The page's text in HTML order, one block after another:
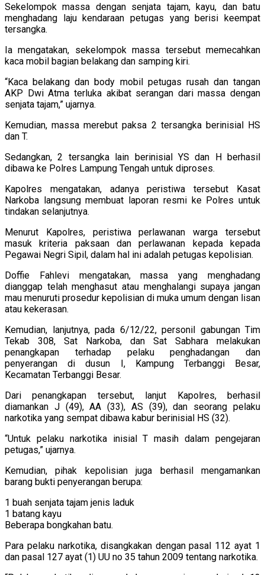
Sekelompok massa dengan senjata tajam, kayu, dan batu
menghadang laju kendaraan petugas yang berisi keempat
tersangka.
Ia mengatakan, sekelompok massa tersebut memecahkan
kaca mobil bagian belakang dan samping kiri.
“Kaca belakang dan body mobil petugas rusah dan tangan
AKP Dwi Atma terluka akibat serangan dari massa dengan
senjata tajam,” ujarnya.
Kemudian, massa merebut paksa 2 tersangka berinisial HS
dan T.
Sedangkan, 2 tersangka lain berinisial YS dan H berhasil
dibawa ke Polres Lampung Tengah untuk diproses.
Kapolres mengatakan, adanya peristiwa tersebut Kasat
Narkoba langsung membuat laporan resmi ke Polres untuk
tindakan selanjutnya.
Menurut Kapolres, peristiwa perlawanan warga tersebut
masuk kriteria paksaan dan perlawanan kepada kepada
Pegawai Negri Sipil, dalam hal ini adalah petugas kepolisian.
Doffie Fahlevi mengatakan, massa yang menghadang
dianggap telah menghasut atau menghalangi supaya jangan
mau menuruti prosedur kepolisian di muka umum dengan lisan
atau kekerasan.
Kemudian, lanjutnya, pada 6/12/22, personil gabungan Tim
Tekab 308, Sat Narkoba, dan Sat Sabhara melakukan
penangkapan terhadap pelaku penghadangan dan
penyerangan di dusun I, Kampung Terbanggi Besar,
Kecamatan Terbanggi Besar.
Dari penangkapan tersebut, lanjut Kapolres, berhasil
diamankan J (49), AA (33), AS (39), dan seorang pelaku
narkotika yang sempat dibawa kabur berinisial HS (32).
“Untuk pelaku narkotika inisial T masih dalam pengejaran
petugas,” ujarnya.
Kemudian, pihak kepolisian juga berhasil mengamankan
barang bukti penyerangan berupa:
1 buah senjata tajam jenis laduk
1 batang kayu
Beberapa bongkahan batu.
Para pelaku narkotika, disangkakan dengan pasal 112 ayat 1
dan pasal 127 ayat (1) UU no 35 tahun 2009 tentang narkotika.